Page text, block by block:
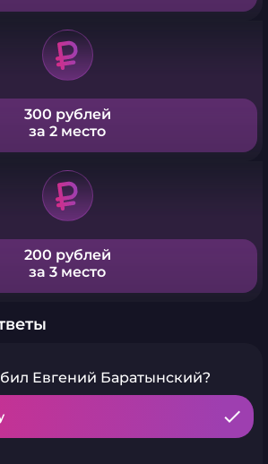
300 рублей
за 2 место
200 рублей
за 3 место
Евгений Баратынский?